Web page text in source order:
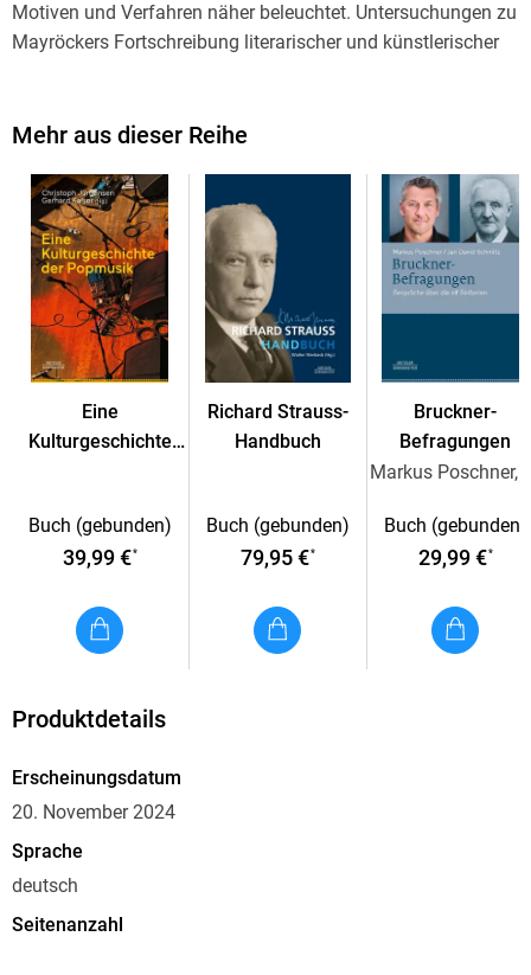
Motiven und Verfahren näher beleuchtet. Untersuchungen zu
Mayröckers Fortschreibung literarischer und künstlerischer
Leben und zur Wirkung der Autorin. Sie geben einen
Inszenierungen von Autorschaft, über die intermedialen
Bearbeitungen ihrer Texte in Form von Vertonungen,
Visualisierungen und Theateraufführungen, über ihre
Rezeption im Feuilleton sowie die Übersetzungen im
angloamerikanischen, französischen, italienischen,
spanischen und russischen Sprachraum. Nicht zuletzt mit
den Materialien im Anhang, darunter eine
Nachschlagewerk für Mayröcker-Kenner/innen und alle, die
Inhaltsverzeichnis
Einleitung. - Beiträge. - Anhang: Auswahlbibliographie und
Register.
Mehr aus dieser Reihe
Eine
Kulturgeschichte
Buch (gebunden)
39,99 €*
Richard Strauss-
Handbuch
Buch (gebunden)
79,95 €*
Bruckner-
Befragungen
Buch (gebunden)
29,99 €*
Produktdetails
Erscheinungsdatum
20. November 2024
Sprache
deutsch
Seitenanzahl